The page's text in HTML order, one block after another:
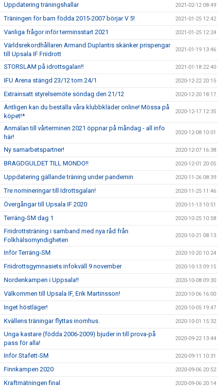
Uppdatering träningshallar 2021-02-12 08:49
Träningen för barn födda 2015-2007 börjar V 5! 2021-01-25 12:42
Vanliga frågor inför terminsstart 2021 2021-01-25 12:24
Världsrekordhållaren Armand Duplantis skänker prispengar
till Upsala IF Friidrott
2021-01-19 13:46
STORSLAM på idrottsgalan!! 2021-01-18 22:40
IFU Arena stängd 23/12 tom 24/1 2020-12-22 20:15
Extrainsatt styrelsemöte söndag den 21/12 2020-12-20 18:17
Äntligen kan du beställa våra klubbkläder online! Mössa på
köpet!*
2020-12-17 12:35
Anmälan till vårterminen 2021 öppnar på måndag - all info
här!
2020-12-08 10:01
Ny samarbetspartner! 2020-12-07 16:38
BRAGDGULDET TILL MONDO!! 2020-12-01 20:05
Uppdatering gällande träning under pandemin 2020-11-26 08:39
Tre nomineringar till Idrottsgalan! 2020-11-25 11:46
Övergångar till Upsala IF 2020 2020-11-13 10:51
Terräng-SM dag 1 2020-10-25 10:58
Friidrottsträning i samband med nya råd från
Folkhälsomyndigheten
2020-10-21 08:13
Inför Terräng-SM 2020-10-20 10:24
Friidrottsgymnasiets infokväll 9 november 2020-10-13 09:15
Nordenkampen i Uppsala!! 2020-10-08 09:30
Välkommen till Upsala IF, Erik Martinsson! 2020-10-06 16:00
Inget höstläger! 2020-10-05 19:47
Kvällens träningar flyttas inomhus. 2020-10-01 15:32
Unga kastare (födda 2006-2009) bjuder in till prova-på
pass för alla!
2020-09-22 13:44
Inför Stafett-SM 2020-09-11 10:31
Finnkampen 2020 2020-09-06 20:52
Kraftmätningen final 2020-09-06 20:14